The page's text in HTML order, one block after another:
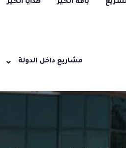
هدايا الخير باقة الخير
مشاريع داخل الدولة